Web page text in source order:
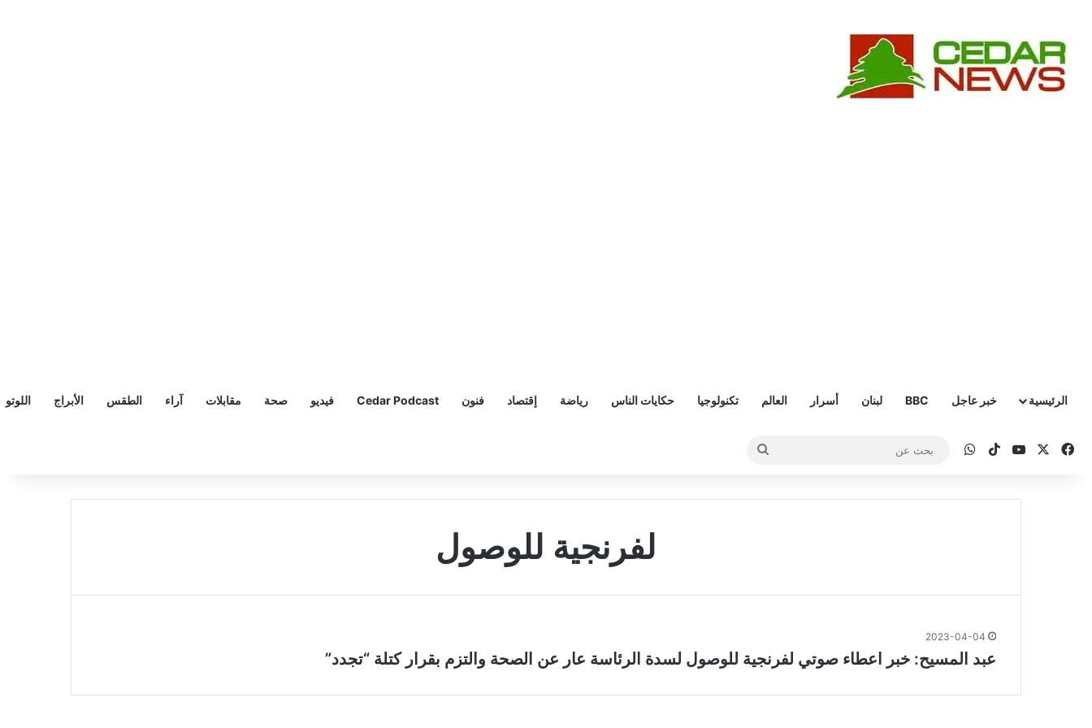
الرئيسية خبر عاجل BBC لبنان أسرار العالم تكنولوجيا حكايات الناس رياضة إقتصاد فنون Cedar Podcast فيديو صحة مقابلات آراء الطقس الأبراج اللوتو
فيسبوك ‫YouTube
‫TikTokواتساب
بحث
لفرنجية للوصول
2023-04-04
عبد المسيح: خبر اعطاء صوتي لفرنجية للوصول لسدة الرئاسة عار عن الصحة والتزم بقرار كتلة “تجدد”